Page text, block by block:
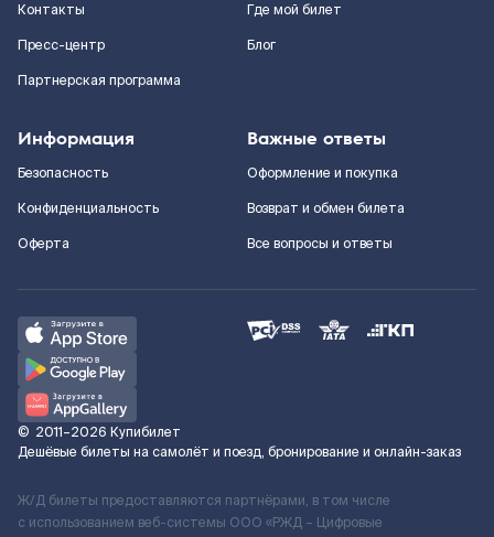
Контакты
Пресс-центр
Партнерская программа
Где мой билет
Блог
Информация
Безопасность
Конфиденциальность
Оферта
Важные ответы
Оформление и покупка
Возврат и обмен билета
Все вопросы и ответы
© 2011–2026 Купибилет
Дешёвые билеты на самолёт и поезд, бронирование и онлайн-заказ
Ж/Д билеты предоставляются партнёрами, в том числе
с использованием веб-системы ООО «РЖД – Цифровые